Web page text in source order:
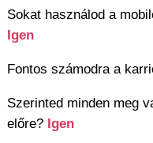
Sokat használod a
Igen
Fontos számodra a
Szerinted minden meg
előre? Igen